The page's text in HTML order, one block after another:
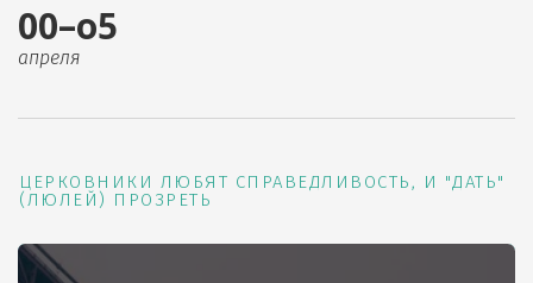
00–о5
апреля
ЦЕРКОВНИКИ ЛЮБЯТ СПРАВЕДЛИВОСТЬ, И "ДАТЬ"
(ЛЮЛЕЙ) ПРОЗРЕТЬ